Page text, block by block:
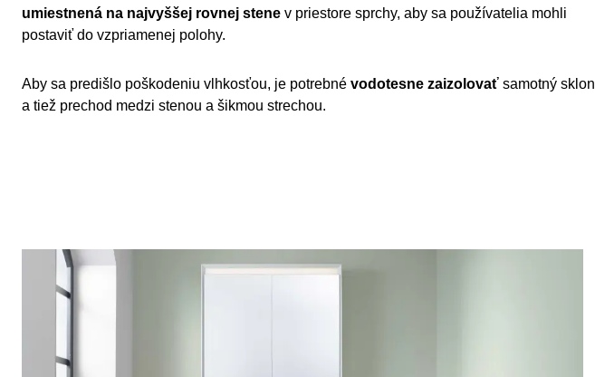
umiestnená na najvyššej rovnej stene v priestore sprchy, aby sa používatelia mohli
postaviť do vzpriamenej polohy.
Aby sa predišlo poškodeniu vlhkosťou, je potrebné vodotesne zaizolovať samotný sklon
a tiež prechod medzi stenou a šikmou strechou.